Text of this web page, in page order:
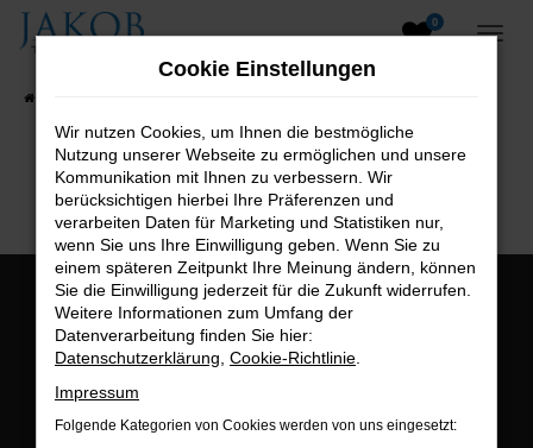
Zum
0
B2B-Shop
Öffnungszeiten:
Montag bis Freitag:
Postadresse:
Cookie Einstellungen
Wir nutzen Cookies, um Ihnen die bestmögliche
Nutzung unserer Webseite zu ermöglichen und unsere
Kommunikation mit Ihnen zu verbessern. Wir
berücksichtigen hierbei Ihre Präferenzen und
verarbeiten Daten für Marketing und Statistiken nur,
wenn Sie uns Ihre Einwilligung geben. Wenn Sie zu
einem späteren Zeitpunkt Ihre Meinung ändern, können
Sie die Einwilligung jederzeit für die Zukunft widerrufen.
Weitere Informationen zum Umfang der
Datenverarbeitung finden Sie hier:
Datenschutzerklärung Cookie-Richtlinie
Impressum
Folgende Kategorien von Cookies werden von uns eingesetzt: